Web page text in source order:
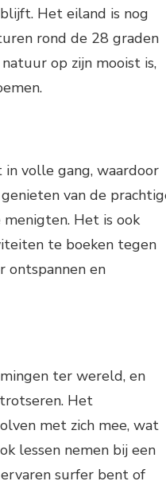
Het eiland is nog
rond de 28 graden
op zijn mooist is,
volle gang, waardoor
van de
Het is ook
te boeken tegen
ontspannen en
ter wereld, en
Het
met zich mee, wat
lessen nemen bij een
surfer bent of